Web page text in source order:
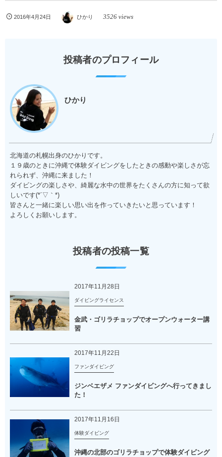
2016年4月24日 ひかり 3526 views
投稿者のプロフィール
ひかり
北海道の札幌出身のひかりです。
１９歳のときに沖縄で体験ダイビングをしたときの感動や楽しさが忘
れられず、沖縄に来ました！
ダイビングの楽しさや、綺麗な水中の世界をたくさんの方に知って欲
しいです(*´▽｀*)
皆さんと一緒に楽しい思い出を作っていきたいと思っています！
よろしくお願いします。
投稿者の投稿一覧
2017年11月28日
ダイビングライセンス
金武・ゴリラチョップでオープンウォーター講
習
2017年11月22日
ファンダイビング
ジンベエザメ ファンダイビングへ行ってきまし
た！
2017年11月16日
体験ダイビング
沖縄の北部のゴリラチョップで体験ダイビング